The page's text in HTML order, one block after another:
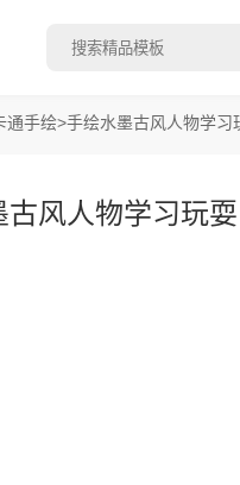
通手绘>手绘水墨古风人物学习
古风人物学习玩耍